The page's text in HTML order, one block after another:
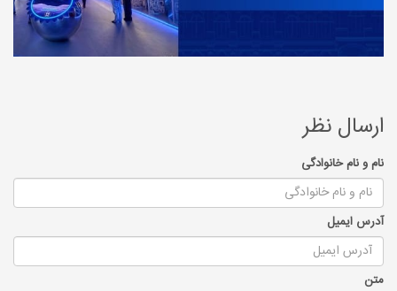
ارسال نظر
نام و نام خانوادگی
آدرس ایمیل
متن